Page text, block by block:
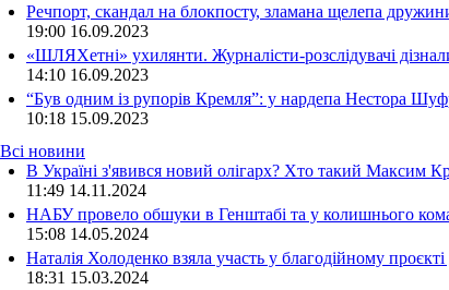
Речпорт, скандал на блокпосту, зламана щелепа
19:00 16.09.2023
«ШЛЯХетні» ухилянти. Журналісти-розслідувачі
14:10 16.09.2023
“Був одним із рупорів Кремля”: у нардепа Нестора
10:18 15.09.2023
Всі новини
В Україні з'явився новий олігарх? Хто такий Максим
11:49 14.11.2024
НАБУ провело обшуки в Генштабі та у колишнього
15:08 14.05.2024
Наталія Холоденко взяла участь у благодійному проєкті
18:31 15.03.2024